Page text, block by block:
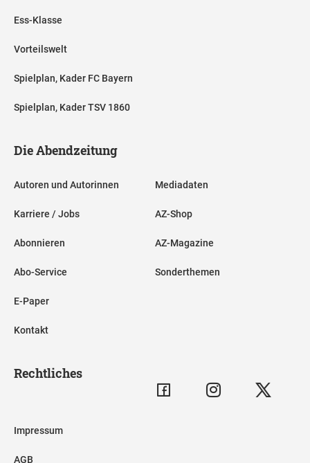
Ess-Klasse
Vorteilswelt
Spielplan, Kader FC Bayern
Spielplan, Kader TSV 1860
Die Abendzeitung
Autoren und Autorinnen
Karriere / Jobs
Abonnieren
Abo-Service
E-Paper
Kontakt
Mediadaten
AZ-Shop
AZ-Magazine
Sonderthemen
Rechtliches
Impressum
AGB